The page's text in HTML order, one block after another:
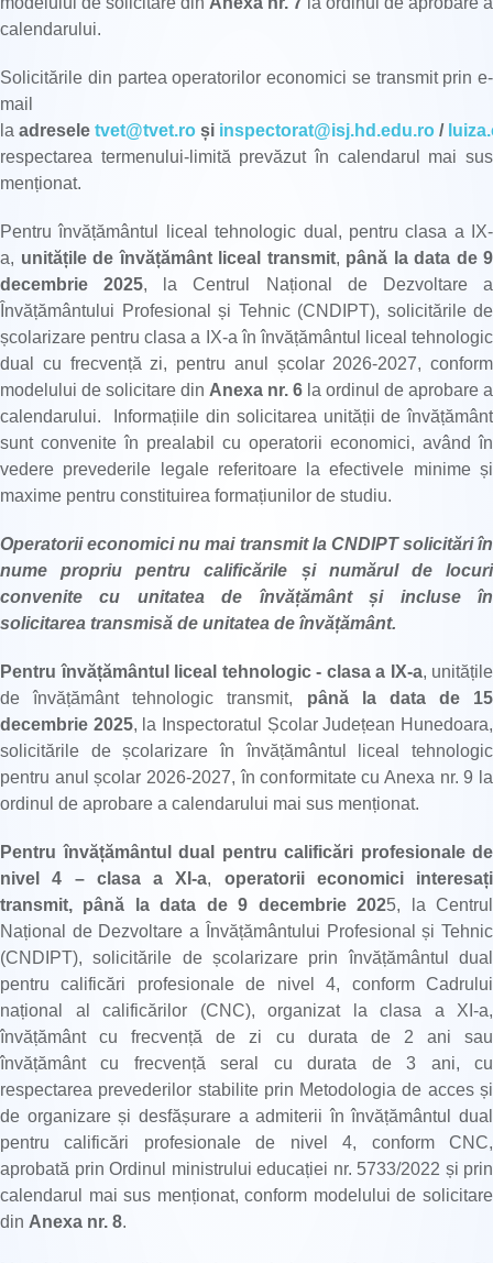
calendarului.
Solicitările din partea operatorilor economici se transmit prin e-
mail
la adresele tvet@tvet.ro și inspectorat@isj.hd.edu.ro /
respectarea termenului-limită prevăzut în calendarul mai sus
menționat.
Pentru învățământul liceal tehnologic dual, pentru clasa a IX-
a, unitățile de învățământ liceal transmit, până la data de 9
decembrie 2025, la Centrul Național de Dezvoltare a
Învățământului Profesional și Tehnic (CNDIPT), solicitările de
școlarizare pentru clasa a IX-a în învățământul liceal tehnologic
dual cu frecvență zi, pentru anul școlar 2026-2027, conform
modelului de solicitare din Anexa nr. 6 la ordinul de aprobare a
calendarului. Informațiile din solicitarea unității de învățământ
sunt convenite în prealabil cu operatorii economici, având în
vedere prevederile legale referitoare la efectivele minime și
maxime pentru constituirea formațiunilor de studiu.
Operatorii economici nu mai transmit la CNDIPT solicitări în
nume propriu pentru calificările și numărul de locuri
convenite cu unitatea de învățământ și incluse în
solicitarea transmisă de unitatea de învățământ.
Pentru învățământul liceal tehnologic - clasa a IX-a, unitățile
de învățământ tehnologic transmit, până la data de 15
decembrie 2025, la Inspectoratul Școlar Județean Hunedoara,
solicitările de școlarizare în învățământul liceal tehnologic
pentru anul școlar 2026-2027, în conformitate cu Anexa nr. 9 la
ordinul de aprobare a calendarului mai sus menționat.
Pentru învățământul dual pentru calificări profesionale de
nivel 4 – clasa a XI-a, operatorii economici interesați
transmit, până la data de 9 decembrie 2025, la Centrul
Național de Dezvoltare a Învățământului Profesional și Tehnic
(CNDIPT), solicitările de școlarizare prin învățământul dual
pentru calificări profesionale de nivel 4, conform Cadrului
național al calificărilor (CNC), organizat la clasa a XI-a,
învățământ cu frecvență de zi cu durata de 2 ani sau
învățământ cu frecvență seral cu durata de 3 ani, cu
respectarea prevederilor stabilite prin Metodologia de acces și
de organizare și desfășurare a admiterii în învățământul dual
pentru calificări profesionale de nivel 4, conform CNC,
aprobată prin Ordinul ministrului educației nr. 5733/2022 și prin
calendarul mai sus menționat, conform modelului de solicitare
din Anexa nr. 8.